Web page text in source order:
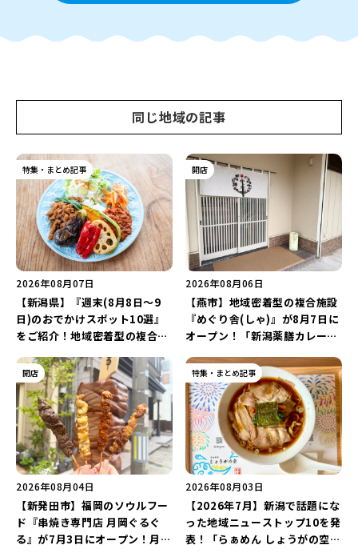
同じ地域の記事
特集・まとめ記事
2026年08月07日
【新潟県】『週末(8月8日～9
日)のおでかけスポット10選』
をご紹介！地域密着型の複合施
ナ丸大新潟のサマーフェスタ
2026」がおすすめ♪
開店
2026年08月06日
【燕市】地域密着型の複合施設
『めぐり舎(しゃ)』が8月7日に
オープン！「新潟薬膳カレー
メニューや漆喰アートを楽しも
う♪
開店
2026年08月04日
【新発田市】福岡のソウルフー
ド『串焼き専門店 月岡ぐるぐ
る』が7月3日にオープン！月岡
特集・まとめ記事
2026年08月03日
【2026年7月】新潟で話題にな
った地域ニューストップ10を発
表！「らぁめん しょうがの空」